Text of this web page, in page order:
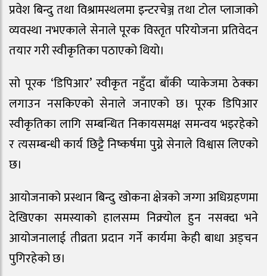
प्रवेश बिन्दु तथा विश्रामस्थलमा इन्टरचेञ्ज तथा टोल प्लाजाको
व्यवस्था नभएकाले सेनाले पूरक विस्तृत परियोजना प्रतिवेदन
तयार गरी स्वीकृतिका पठाएको थियो।
सो पूरक ‘डिपिआर’ स्वीकृत नहुँदा बाँकी प्याकेजमा ठेक्का
लगाउन नसकिएको सेनाले जनाएको छ। पूरक डिपिआर
स्वीकृतिका लागि सम्बन्धित निकायसमक्ष समन्वय भइरहेको
र त्यसम्बन्धी कार्य छिट्टै निष्कर्षमा पुग्ने सेनाले विश्वास लिएको
छ।
आयोजनाको प्रस्थान बिन्दु खोकना क्षेत्रको जग्गा अधिग्रहणमा
देखिएका समस्याको हालसम्म निक्र्योल हुन नसक्दा भने
आयोजनालाई तीव्रता प्रदान गर्ने कार्यमा केही बाधा अड्चन
पुगिरहेको छ।